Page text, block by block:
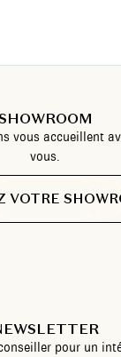
vous accueillent
vous.
VOTRE
pour un